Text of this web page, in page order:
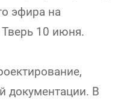
эфира на
Тверь 10 июня.
документации. В